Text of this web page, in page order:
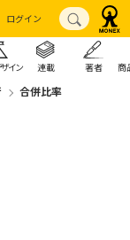
ログイン
イン 連載 著者 商
合併比率